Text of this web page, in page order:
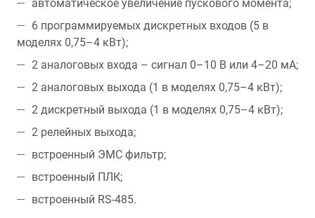
автоматическое увеличение пускового момента;
6 программируемых дискретных входов (5 в
моделях 0,75–4 кВт);
2 аналоговых входа – сигнал 0–10 В или 4–20 мA;
2 аналоговых выхода (1 в моделях 0,75–4 кВт);
2 дискретный выхода (1 в моделях 0,75–4 кВт);
2 релейных выхода;
встроенный ЭМС фильтр;
встроенный ПЛК;
встроенный RS-485.